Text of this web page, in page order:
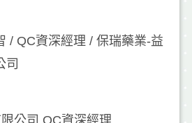
/ QC資深經理 / 保瑞藥業-益
司
公司 QC資深經理